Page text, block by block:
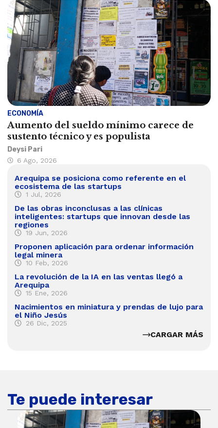
ECONOMÍA
Aumento del sueldo mínimo carece de
sustento técnico y es populista
Deysi Pari
6 Ago, 2026
Arequipa se posiciona como referente en el
ecosistema de las startups
1 Jul, 2026
De las obras inconclusas a las clínicas
inteligentes: startups que innovan desde las
regiones
19 Jun, 2026
Proponen aplicación para ordenar información
legal minera
10 Feb, 2026
La revolución de la IA en las ventas llegó a
Arequipa
15 Ene, 2026
Nacimientos en miniatura y prendas de lujo para
el Niño Jesús
26 Dic, 2025
CARGAR MÁS
Te puede interesar